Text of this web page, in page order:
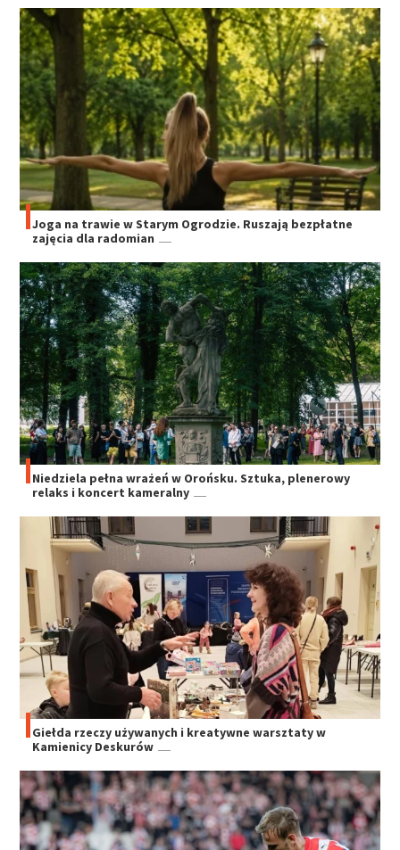
Joga na trawie w Starym Ogrodzie. Ruszają bezpłatne
zajęcia dla radomian
Niedziela pełna wrażeń w Orońsku. Sztuka, plenerowy
relaks i koncert kameralny
Giełda rzeczy używanych i kreatywne warsztaty w
Kamienicy Deskurów